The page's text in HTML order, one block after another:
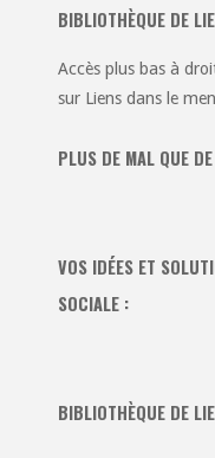
BIBLIOTHÈQUE DE
Accès plus bas à
sur Liens dans le
PLUS DE MAL QUE
VOS IDÉES ET
SOCIALE :
BIBLIOTHÈQUE DE